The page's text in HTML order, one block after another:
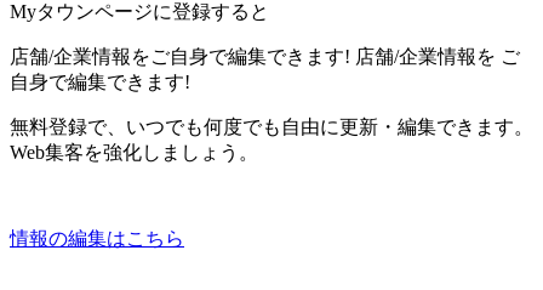
Myタウンページに登録すると
店舗/企業情報をご自身で編集できます! 店舗/企業情報を ご
自身で編集できます!
無料登録で、いつでも何度でも自由に更新・編集できます。
Web集客を強化しましょう。
情報の編集はこちら